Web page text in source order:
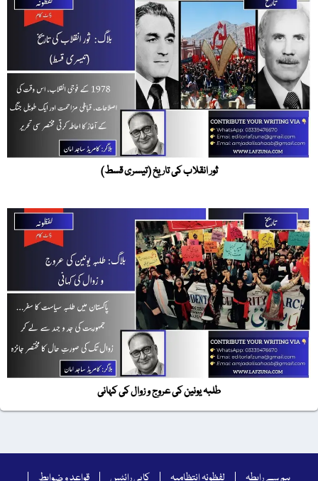
ثور انقلاب کی تاریخ (تیسری قسط)
طلبہ یونین کی عروج و زوال کی کہانی
ہم سے رابطہ لفظونہ انتظامیہ کاپی رائٹس قواعد و ضوابط